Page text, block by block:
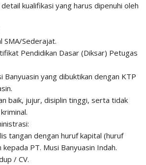
kualifikasi yang harus dipenuhi oleh
SMA/Sederajat.
Pendidikan Dasar (Diksar) Petugas
Banyuasin yang dibuktikan dengan KTP
baik, jujur, disiplin tinggi, serta tidak
tangan dengan huruf kapital (huruf
PT. Musi Banyuasin Indah.
/ CV.